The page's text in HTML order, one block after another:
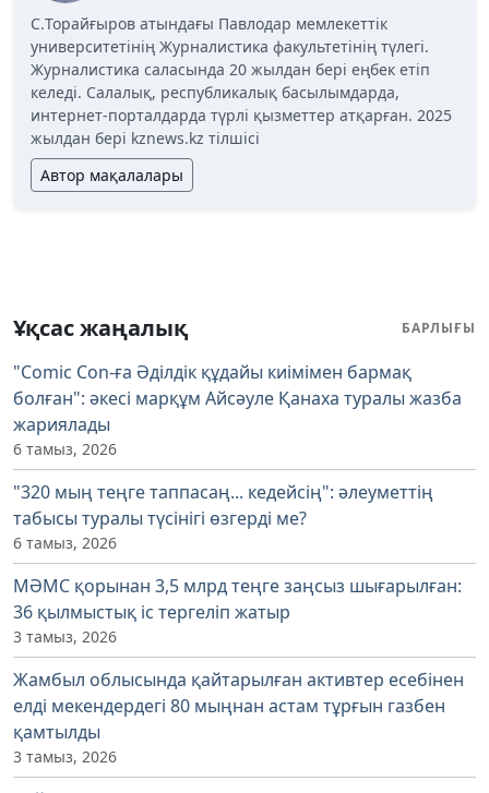
C.Торайғыров атындағы Павлодар мемлекеттік
университетінің Журналистика факультетінің түлегі.
Журналистика саласында 20 жылдан бері еңбек етіп
келеді. Салалық, республикалық басылымдарда,
интернет-порталдарда түрлі қызметтер атқарған. 2025
жылдан бері kznews.kz тілшісі
Автор мақалалары
Ұқсас жаңалық БАРЛЫҒЫ
"Comic Con-ға Әділдік құдайы киімімен бармақ
болған": әкесі марқұм Айсәуле Қанаха туралы жазба
жариялады
6 тамыз, 2026
"320 мың теңге таппасаң... кедейсің": әлеуметтің
табысы туралы түсінігі өзгерді ме?
6 тамыз, 2026
МӘМС қорынан 3,5 млрд теңге заңсыз шығарылған:
36 қылмыстық іс тергеліп жатыр
3 тамыз, 2026
Жамбыл облысында қайтарылған активтер есебінен
елді мекендердегі 80 мыңнан астам тұрғын газбен
қамтылды
3 тамыз, 2026